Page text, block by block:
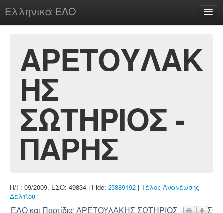
Ελληνικά ΕΛΟ
chesstu.be @ discord
Login
ΑΡΕΤΟΥΛΑΚ
ΗΣ
ΣΩΤΗΡΙΟΣ -
ΠΑΡΗΣ
Η/Γ: 09/2009, ΕΣΟ: 49834 | Fide: 25889192 | Τέλος Ανανέωσης
Δελτίου
ΕΛΟ και Παρτίδες ΑΡΕΤΟΥΛΑΚΗΣ ΣΩΤΗΡΙΟΣ - ΠΑΡΗΣ